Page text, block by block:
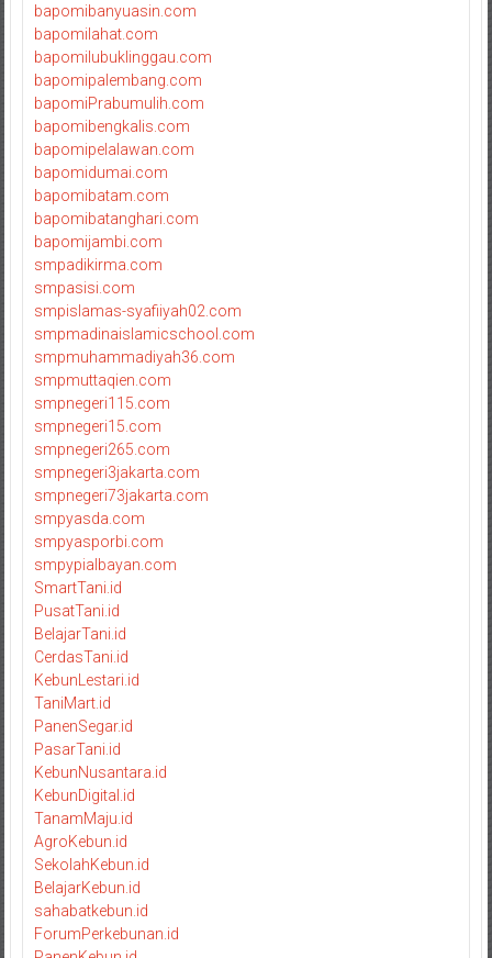
bapomibanyuasin.com
bapomilahat.com
bapomilubuklinggau.com
bapomipalembang.com
bapomiPrabumulih.com
bapomibengkalis.com
bapomipelalawan.com
bapomidumai.com
bapomibatam.com
bapomibatanghari.com
bapomijambi.com
smpadikirma.com
smpasisi.com
smpislamas-syafiiyah02.com
smpmadinaislamicschool.com
smpmuhammadiyah36.com
smpmuttaqien.com
smpnegeri115.com
smpnegeri15.com
smpnegeri265.com
smpnegeri3jakarta.com
smpnegeri73jakarta.com
smpyasda.com
smpyasporbi.com
smpypialbayan.com
SmartTani.id
PusatTani.id
BelajarTani.id
CerdasTani.id
KebunLestari.id
TaniMart.id
PanenSegar.id
PasarTani.id
KebunNusantara.id
KebunDigital.id
TanamMaju.id
AgroKebun.id
SekolahKebun.id
BelajarKebun.id
sahabatkebun.id
ForumPerkebunan.id